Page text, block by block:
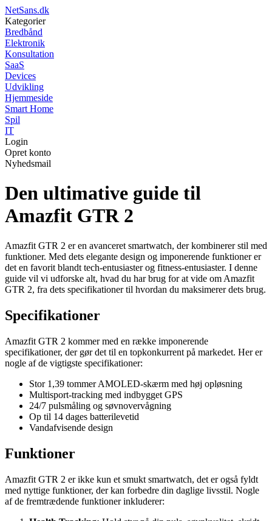
NetSans.dk
Kategorier
Bredbånd
Elektronik
Konsultation
SaaS
Devices
Udvikling
Hjemmeside
Smart Home
Spil
IT
Login
Opret konto
Nyhedsmail
Den ultimative guide til
Amazfit GTR 2
Amazfit GTR 2 er en avanceret smartwatch, der kombinerer stil med
funktioner. Med dets elegante design og imponerende funktioner er
det en favorit blandt tech-entusiaster og fitness-entusiaster. I denne
guide vil vi udforske alt, hvad du har brug for at vide om Amazfit
GTR 2, fra dets specifikationer til hvordan du maksimerer dets brug.
Specifikationer
Amazfit GTR 2 kommer med en række imponerende
specifikationer, der gør det til en topkonkurrent på markedet. Her er
nogle af de vigtigste specifikationer:
Stor 1,39 tommer AMOLED-skærm med høj opløsning
Multisport-tracking med indbygget GPS
24/7 pulsmåling og søvnovervågning
Op til 14 dages batterilevetid
Vandafvisende design
Funktioner
Amazfit GTR 2 er ikke kun et smukt smartwatch, det er også fyldt
med nyttige funktioner, der kan forbedre din daglige livsstil. Nogle
af de fremtrædende funktioner inkluderer: